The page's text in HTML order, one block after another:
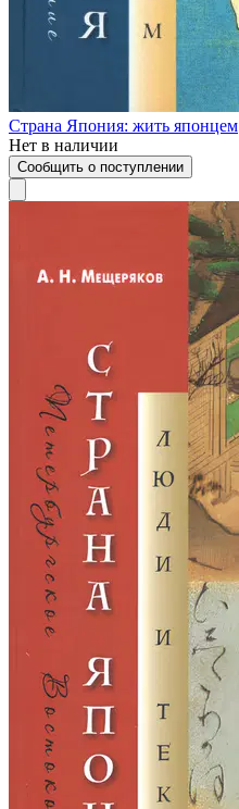
Страна Япония: жить японцем
Нет в наличии
Сообщить о поступлении